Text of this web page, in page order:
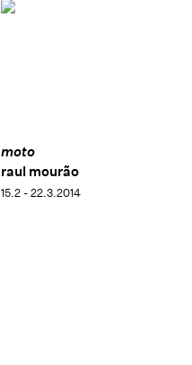
moto
raul mourão
15.2 - 22.3.2014